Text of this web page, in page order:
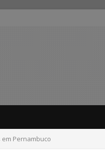
novo alerta amarelo de vendaval